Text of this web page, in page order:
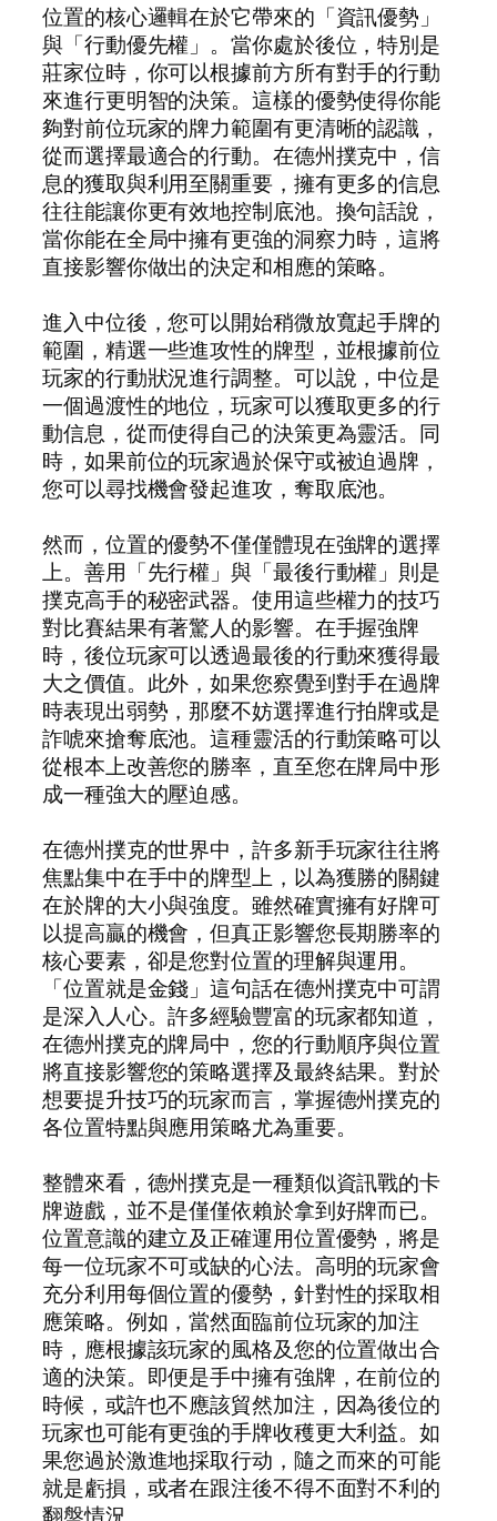
位置的核心邏輯在於它帶來的「資訊優勢」
與「行動優先權」。當你處於後位，特別是
莊家位時，你可以根據前方所有對手的行動
來進行更明智的決策。這樣的優勢使得你能
夠對前位玩家的牌力範圍有更清晰的認識，
從而選擇最適合的行動。在德州撲克中，信
息的獲取與利用至關重要，擁有更多的信息
往往能讓你更有效地控制底池。換句話說，
當你能在全局中擁有更強的洞察力時，這將
直接影響你做出的決定和相應的策略。
進入中位後，您可以開始稍微放寬起手牌的
範圍，精選一些進攻性的牌型，並根據前位
玩家的行動狀況進行調整。可以說，中位是
一個過渡性的地位，玩家可以獲取更多的行
動信息，從而使得自己的決策更為靈活。同
時，如果前位的玩家過於保守或被迫過牌，
您可以尋找機會發起進攻，奪取底池。
然而，位置的優勢不僅僅體現在強牌的選擇
上。善用「先行權」與「最後行動權」則是
撲克高手的秘密武器。使用這些權力的技巧
對比賽結果有著驚人的影響。在手握強牌
時，後位玩家可以透過最後的行動來獲得最
大之價值。此外，如果您察覺到對手在過牌
時表現出弱勢，那麼不妨選擇進行拍牌或是
詐唬來搶奪底池。這種靈活的行動策略可以
從根本上改善您的勝率，直至您在牌局中形
成一種強大的壓迫感。
在德州撲克的世界中，許多新手玩家往往將
焦點集中在手中的牌型上，以為獲勝的關鍵
在於牌的大小與強度。雖然確實擁有好牌可
以提高贏的機會，但真正影響您長期勝率的
核心要素，卻是您對位置的理解與運用。
「位置就是金錢」這句話在德州撲克中可謂
是深入人心。許多經驗豐富的玩家都知道，
在德州撲克的牌局中，您的行動順序與位置
將直接影響您的策略選擇及最終結果。對於
想要提升技巧的玩家而言，掌握德州撲克的
各位置特點與應用策略尤為重要。
整體來看，德州撲克是一種類似資訊戰的卡
牌遊戲，並不是僅僅依賴於拿到好牌而已。
位置意識的建立及正確運用位置優勢，將是
每一位玩家不可或缺的心法。高明的玩家會
充分利用每個位置的優勢，針對性的採取相
應策略。例如，當然面臨前位玩家的加注
時，應根據該玩家的風格及您的位置做出合
適的決策。即便是手中擁有強牌，在前位的
時候，或許也不應該貿然加注，因為後位的
玩家也可能有更強的手牌收穫更大利益。如
果您過於激進地採取行动，隨之而來的可能
就是虧損，或者在跟注後不得不面對不利的